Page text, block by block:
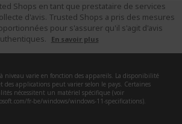
Shops en tant que prestataire de services
d'avis. Trusted Shops a pris des mesures
pour s'assurer qu'il s'agit d'avis
En savoir plus
niveau varie en fonction des appareils. La disponibilité
des applications peut varier selon le pays. Certaines
nécessitent un matériel spécifique (voir
fr-be/windows/windows-11-specifications).